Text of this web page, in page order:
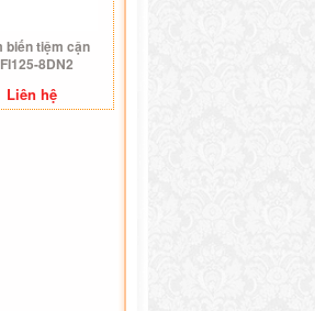
biến tiệm cận
8DN2
Liên hệ